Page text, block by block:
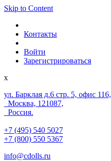
Skip to Content
Контакты
Войти
Зарегистрироваться
x
ул. Барклая д.6 стр. 5, офис 116,
Москва, 121087,
Россия.
+7 (495) 540 5027
+7 (800) 550 5367
info@cdolls.ru